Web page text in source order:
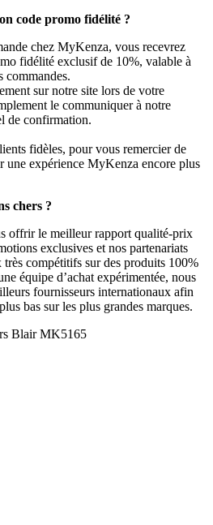
code promo fidélité ?
chez MyKenza, vous recevrez
fidélité exclusif de 10%, valable à
commandes.
sur notre site lors de votre
le communiquer à notre
de confirmation.
fidèles, pour vous remercier de
une expérience MyKenza encore plus
chers ?
offrir le meilleur rapport qualité-prix
exclusives et nos partenariats
compétitifs sur des produits 100%
équipe d’achat expérimentée, nous
fournisseurs internationaux afin
bas sur les plus grandes marques.
Blair MK5165